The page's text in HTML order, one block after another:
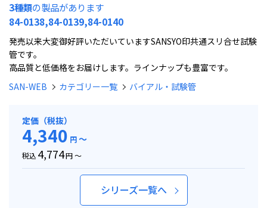
3種類の製品があります
84-0138,84-0139,84-0140
発売以来大変御好評いただいていますSANSYO印共通スリ合せ試験
管です。
高品質と低価格をお届けします。ラインナップも豊富です。
SAN-WEB
カテゴリー一覧 バイアル・試験管
定価（税抜）
4,340 円～
税込 4,774円 ～
シリーズ一覧へ